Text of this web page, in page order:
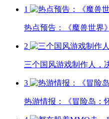
1
热点预告：《魔兽世界
2
三个国风游戏制作人，
3
热游情报：《冒险岛：